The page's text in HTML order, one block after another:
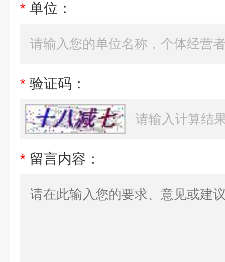
* 单位：
* 验证码：
* 留言内容：